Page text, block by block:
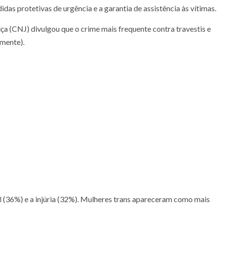
protetivas de urgência e a garantia de assistência às vítimas.
(CNJ) divulgou que o crime mais frequente contra travestis e
e a injúria (32%). Mulheres trans apareceram como mais